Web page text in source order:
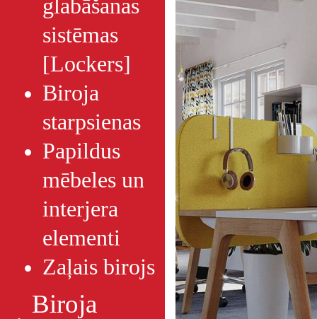
glabāšanas
sistēmas
[Lockers]
Biroja
starpsienas
Papildus
mēbeles un
interjera
elementi
Zaļais birojs
Biroja